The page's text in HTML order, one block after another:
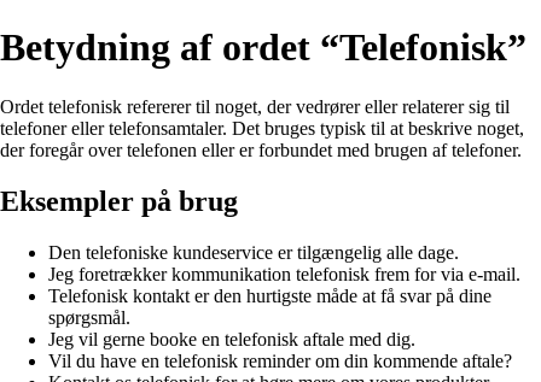
Betydning af ordet “Telefonisk”
Ordet telefonisk refererer til noget, der vedrører eller relaterer sig til
telefoner eller telefonsamtaler. Det bruges typisk til at beskrive noget,
der foregår over telefonen eller er forbundet med brugen af telefoner.
Eksempler på brug
Den telefoniske kundeservice er tilgængelig alle dage.
Jeg foretrækker kommunikation telefonisk frem for via e-mail.
Telefonisk kontakt er den hurtigste måde at få svar på dine
spørgsmål.
Jeg vil gerne booke en telefonisk aftale med dig.
Vil du have en telefonisk reminder om din kommende aftale?